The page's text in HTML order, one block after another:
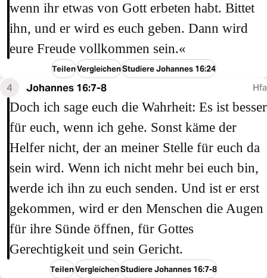
wenn ihr etwas von Gott erbeten habt. Bittet
ihn, und er wird es euch geben. Dann wird
eure Freude vollkommen sein.«
TeilenVergleichenStudiere Johannes 16:24
4 Johannes 16:7-8 Hfa
Doch ich sage euch die Wahrheit: Es ist besser
für euch, wenn ich gehe. Sonst käme der
Helfer nicht, der an meiner Stelle für euch da
sein wird. Wenn ich nicht mehr bei euch bin,
werde ich ihn zu euch senden. Und ist er erst
gekommen, wird er den Menschen die Augen
für ihre Sünde öffnen, für Gottes
Gerechtigkeit und sein Gericht.
TeilenVergleichenStudiere Johannes 16:7-8